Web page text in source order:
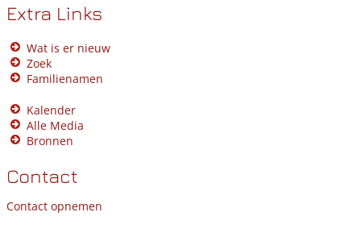
Extra Links
Wat is er nieuw
Zoek
Familienamen
Kalender
Alle Media
Bronnen
Contact
Contact opnemen